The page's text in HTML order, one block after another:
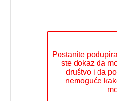
Postanite
ste dokaz da
društvo i da
nemoguće